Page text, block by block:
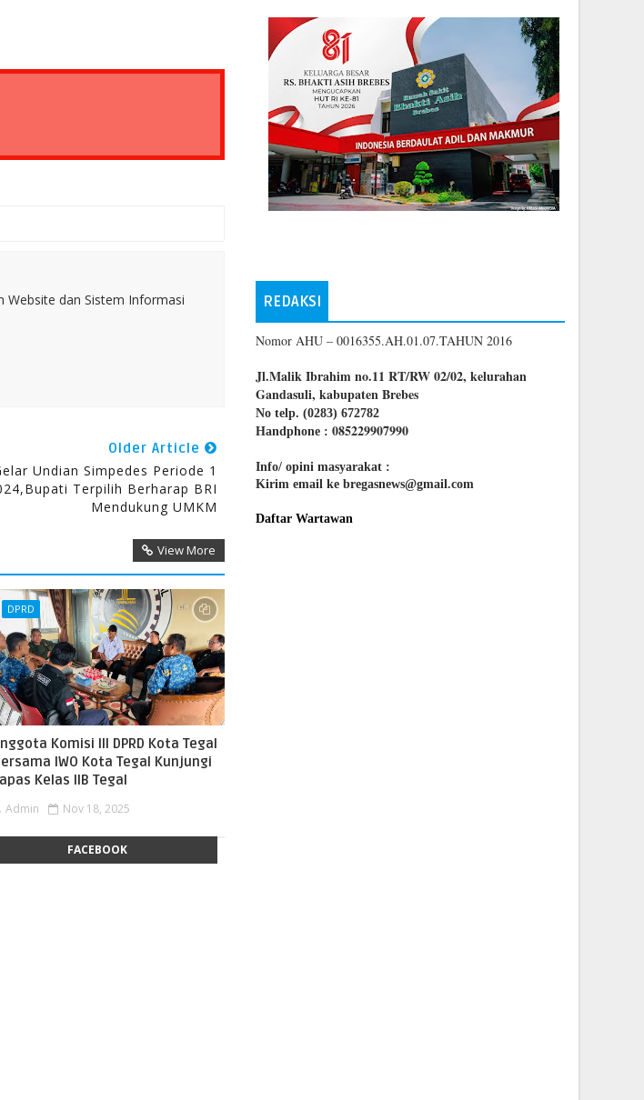
Website dan Sistem Informasi
Older Article
Undian Simpedes Periode 1
Terpilih Berharap BRI
Mendukung UMKM
View More
DPRD
Komisi III DPRD Kota Tegal
IWO Kota Tegal Kunjungi
Kelas IIB Tegal
Admin Nov 18, 2025
FACEBOOK
REDAKSI
Nomor AHU – 0016355.AH.01.07.TAHUN 2016
Jl.Malik Ibrahim no.11 RT/RW 02/02, kelurahan
Gandasuli, kabupaten Brebes
No telp. (0283) 672782
Handphone : 085229907990
Info/ opini masyarakat :
Kirim email ke bregasnews@gmail.com
Daftar Wartawan